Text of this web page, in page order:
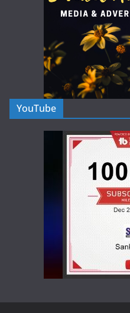
YouTube